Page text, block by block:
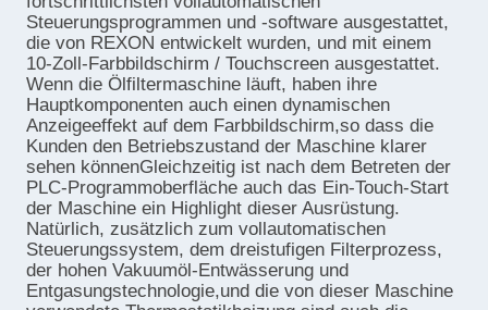
Steuerungsprogrammen und -software ausgestattet,
die von REXON entwickelt wurden, und mit einem
10-Zoll-Farbbildschirm / Touchscreen ausgestattet.
Wenn die Ölfiltermaschine läuft, haben ihre
Hauptkomponenten auch einen dynamischen
Anzeigeeffekt auf dem Farbbildschirm,so dass die
Kunden den Betriebszustand der Maschine klarer
sehen könnenGleichzeitig ist nach dem Betreten der
PLC-Programmoberfläche auch das Ein-Touch-Start
der Maschine ein Highlight dieser Ausrüstung.
Natürlich, zusätzlich zum vollautomatischen
Steuerungssystem, dem dreistufigen Filterprozess,
der hohen Vakuumöl-Entwässerung und
Entgasungstechnologie,und die von dieser Maschine